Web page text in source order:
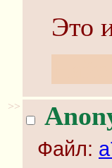
Это
>>
Файл: